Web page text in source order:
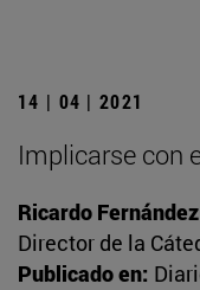
14 | 04 | 2021
Implicarse con
Ricardo
Director de la
Publicado en: